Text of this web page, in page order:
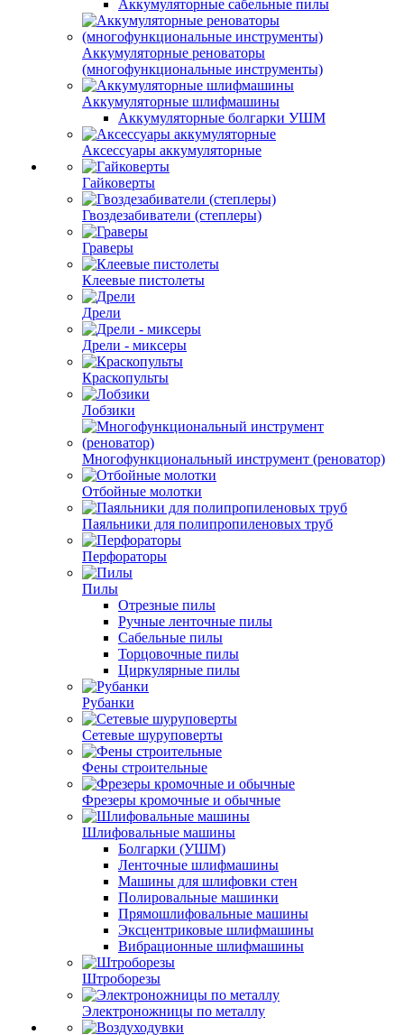
Аккумуляторные сабельные пилы
Аккумуляторные реноваторы
(многофункциональные инструменты)
Аккумуляторные шлифмашины
Аккумуляторные болгарки УШМ
Аксессуары аккумуляторные
Гайковерты
Гвоздезабиватели (степлеры)
Граверы
Клеевые пистолеты
Дрели
Дрели - миксеры
Краскопульты
Лобзики
Многофункциональный инструмент (реноватор)
Отбойные молотки
Паяльники для полипропиленовых труб
Перфораторы
Пилы
Отрезные пилы
Ручные ленточные пилы
Сабельные пилы
Торцовочные пилы
Циркулярные пилы
Рубанки
Сетевые шуруповерты
Фены строительные
Фрезеры кромочные и обычные
Шлифовальные машины
Болгарки (УШМ)
Ленточные шлифмашины
Машины для шлифовки стен
Полировальные машинки
Прямошлифовальные машины
Эксцентриковые шлифмашины
Вибрационные шлифмашины
Штроборезы
Электроножницы по металлу